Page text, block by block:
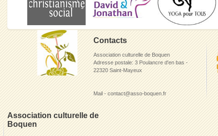
Contacts
Association culturelle de Boquen
Adresse postale: 3 Poulancre d'en bas -
22320 Saint-Mayeux
Mail - contact@asso-boquen.fr
Association culturelle de
Boquen